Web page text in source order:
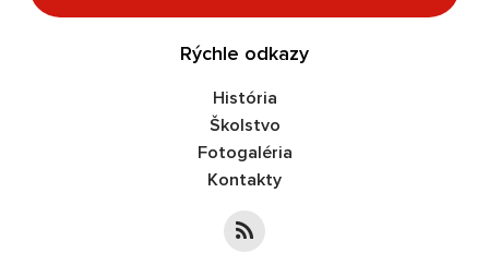
Rýchle odkazy
História
Školstvo
Fotogaléria
Kontakty